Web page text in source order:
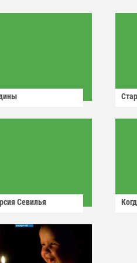
Севилья